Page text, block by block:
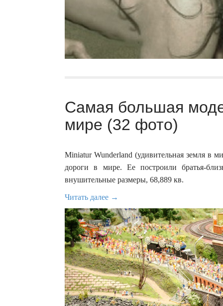
Cамая большая
мире (32 фото)
Miniatur Wunderland (удивительная земля в
дороги в мире. Ее построили братья-
внушительные размеры, 68,889 кв.
Читать далее →